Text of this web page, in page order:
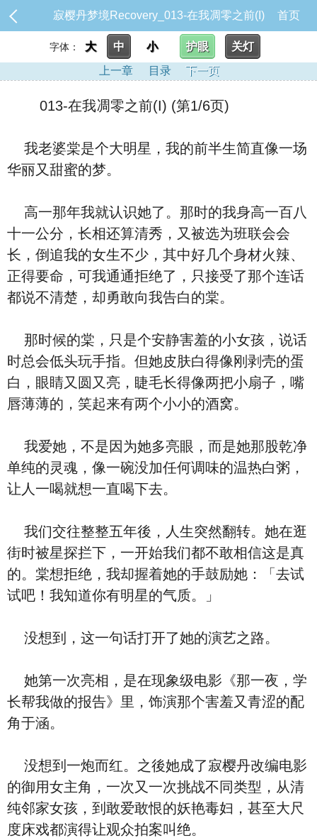
寂樱丹梦境Recovery_013-在我凋零之前(I) 首页
字体： 大 中 小 护眼
关灯
上一章
目录 下一页
013-在我凋零之前(I) (第1/6页)
我老婆棠是个大明星，我的前半生简直像一场
华丽又甜蜜的梦。
高一那年我就认识她了。那时的我身高一百八
十一公分，长相还算清秀，又被选为班联会会
长，倒追我的女生不少，其中好几个身材火辣、
正得要命，可我通通拒绝了，只接受了那个连话
都说不清楚，却勇敢向我告白的棠。
那时候的棠，只是个安静害羞的小女孩，说话
时总会低头玩手指。但她皮肤白得像刚剥壳的蛋
白，眼睛又圆又亮，睫毛长得像两把小扇子，嘴
唇薄薄的，笑起来有两个小小的酒窝。
我爱她，不是因为她多亮眼，而是她那股乾净
单纯的灵魂，像一碗没加任何调味的温热白粥，
让人一喝就想一直喝下去。
我们交往整整五年後，人生突然翻转。她在逛
街时被星探拦下，一开始我们都不敢相信这是真
的。棠想拒绝，我却握着她的手鼓励她：「去试
试吧！我知道你有明星的气质。」
没想到，这一句话打开了她的演艺之路。
她第一次亮相，是在现象级电影《那一夜，学
长帮我做的报告》里，饰演那个害羞又青涩的配
角于涵。
没想到一炮而红。之後她成了寂樱丹改编电影
的御用女主角，一次又一次挑战不同类型，从清
纯邻家女孩，到敢爱敢恨的妖艳毒妇，甚至大尺
度床戏都演得让观众拍案叫绝。